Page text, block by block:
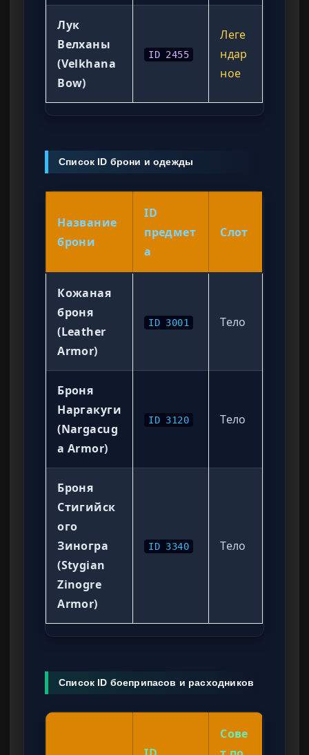
Лук
Велханы
(Velkhana
Bow)
ID 2455
Леге
ндар
ное
Список ID брони и одежды
Название
брони
ID
предмет
а
Слот
Кожаная
броня
(Leather
Armor)
ID 3001 Тело
Броня
Наргакуги
(Nargacug
a Armor)
ID 3120 Тело
Броня
Стигийск
ого
Зиногра
(Stygian
Zinogre
Armor)
ID 3340 Тело
Список ID боеприпасов и расходников
Сове